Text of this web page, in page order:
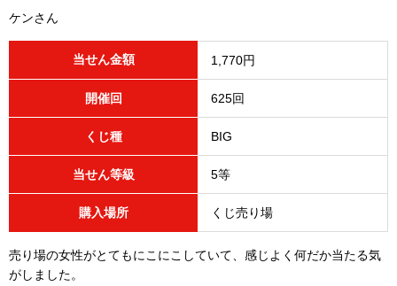
ケンさん
当せん金額 1,770円
開催回 625回
くじ種 BIG
当せん等級 5等
購入場所 くじ売り場
売り場の女性がとてもにこにこしていて、感じよく何だか当たる気
がしました。